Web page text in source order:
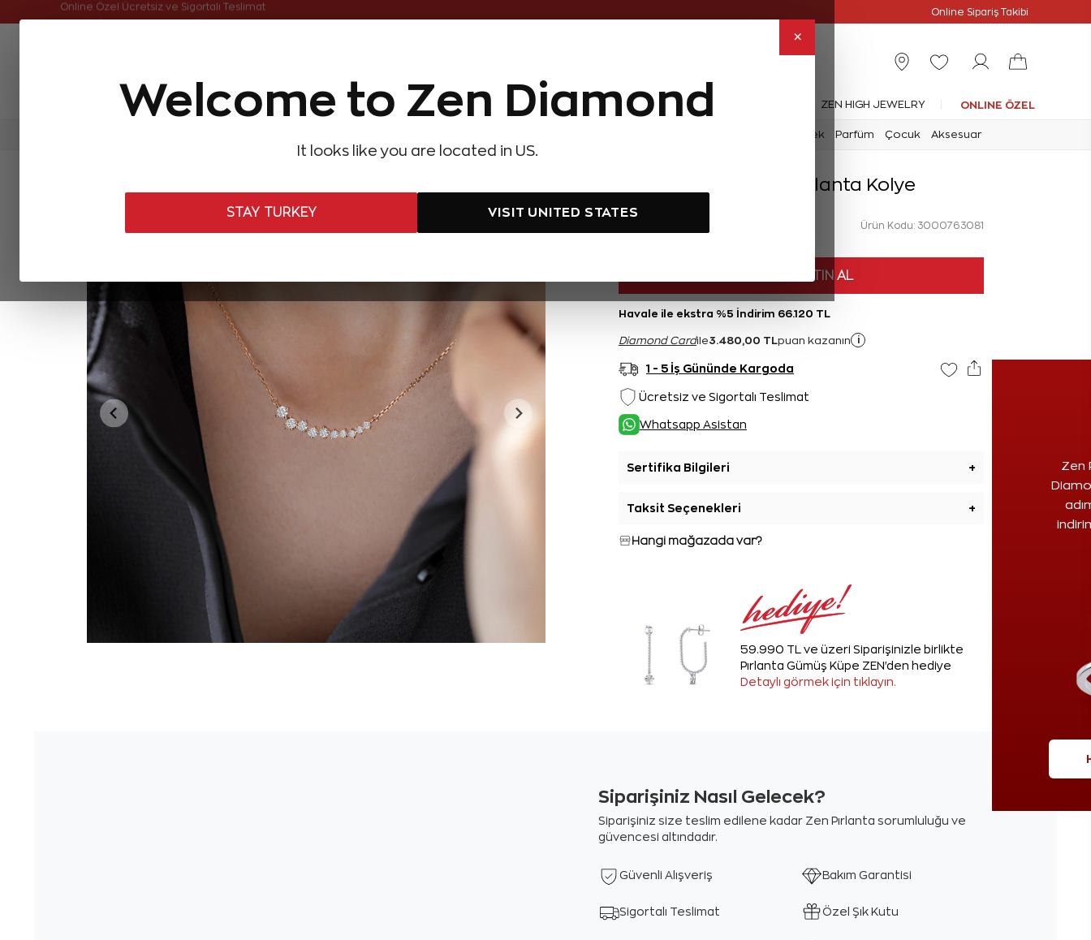
×
Welcome to Zen Diamond
It looks like you are located in US.
STAY TURKEY VISIT UNITED STATES
Online Özel Ücretsiz ve Sigortalı Teslimat Online Sipariş Takibi
Aynı Gün Kargo Çok Satanlar Hediye Önerileri Evlilik Teklifi Setler Özel Koleksiyonlar ZEN HIGH JEWELRY ONLINE ÖZEL
Erkek Parfüm Çocuk Aksesuar
0,40 Karat Pırlanta Kolye
Ürün Kodu: 3000763081
69.600 TL
HEMEN SATIN AL
Havale ile ekstra %5 İndirim 66.120 TL
Diamond Cardile3.480,00 TL puan kazanın i
Zen
1 - 5 İş Gününde Kargoda
Ücretsiz ve Sigortalı Teslimat
Whatsapp Asistan
Sertifika Bilgileri +
Taksit Seçenekleri +
Hangi mağazada var?
59.990 TL ve üzeri Siparişinizle birlikte
Pırlanta Gümüş Küpe ZEN'den hediye
Detaylı görmek için tıklayın.
Siparişiniz Nasıl Gelecek?
Siparişiniz size teslim edilene kadar Zen Pırlanta sorumluluğu ve
güvencesi altındadır.
Güvenli Alışveriş Bakım Garantisi
Sigortalı Teslimat Özel Şık Kutu